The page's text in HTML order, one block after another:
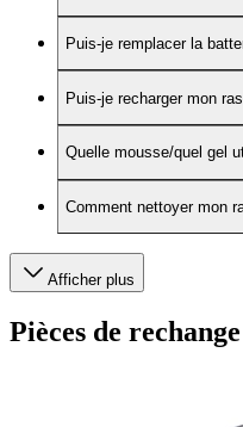
Puis-je remplacer la
Puis-je recharger mon
Quelle mousse/quel gel
Comment nettoyer mon
Afficher plus
Pièces de